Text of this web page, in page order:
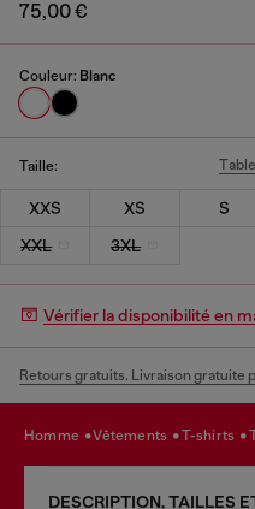
75,00 €
Couleur: Blanc
Taille:
XXS XS S
XXL
3XL
Vérifier la disponibilité en
Retours gratuits. Livraison gratuite
homme vêtements t-shirts
DESCRIPTION, TAILLES